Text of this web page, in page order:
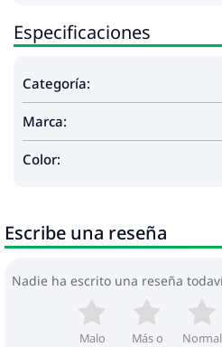
puede causar
daños al dispositivo y el
Especificaciones
Categoría:
Marca:
Color:
Escribe una reseña
Nadie ha escrito una reseña
Malo
Más o
Normal